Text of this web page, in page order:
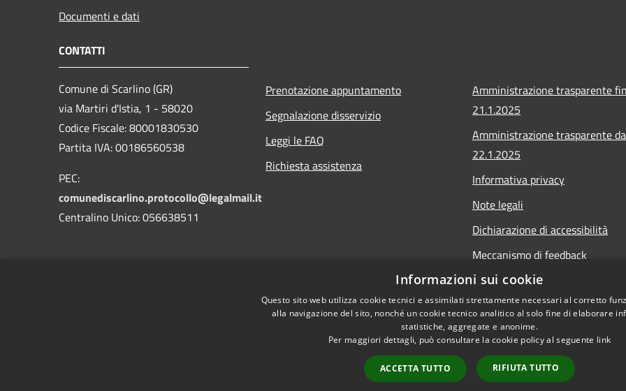
Documenti e dati
CONTATTI
Comune di Scarlino (GR)
via Martiri d'Istia, 1 - 58020
Codice Fiscale: 80001830530
Partita IVA: 00186560538
PEC:
comunediscarlino.protocollo@legalmail.it
Centralino Unico: 056638511
Prenotazione appuntamento
Segnalazione disservizio
Leggi le FAQ
Richiesta assistenza
Amministrazione trasparente
21.1.2025
Amministrazione trasparente
22.1.2025
Informativa privacy
Note legali
Dichiarazione di accessibilità
Meccanismo di feedback
Whistleblowing
Copyright © 2020 •
Informazioni sui cookie
Questo sito web utilizza cookie tecnici e assimilati strettamente necessari al corretto
alla navigazione del sito, nonché un cookie tecnico analitico al solo fine di elaborare
statistiche, aggregate e anonime.
Per maggiori dettagli, può consultare la cookie policy al seguente link
ACCETTA TUTTO RIFIUTA TUTTO